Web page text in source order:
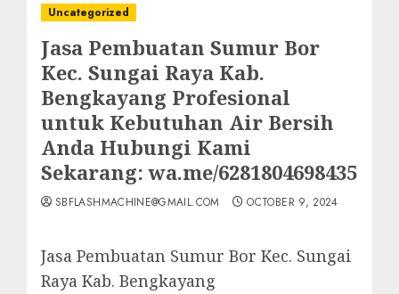
Uncategorized
Jasa Pembuatan Sumur Bor
Kec. Sungai Raya Kab.
Bengkayang Profesional
untuk Kebutuhan Air Bersih
Anda Hubungi Kami
Sekarang: wa.me/6281804698435
SBFLASHMACHINE@GMAIL.COM OCTOBER 9, 2024
Jasa Pembuatan Sumur Bor Kec. Sungai
Raya Kab. Bengkayang